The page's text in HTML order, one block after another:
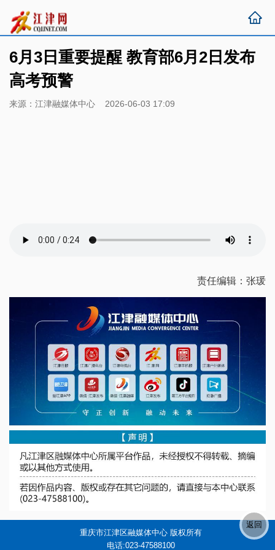
6月3日重要提醒 教育部6月2日发布
高考预警
来源：江津融媒体中心 2026-06-03 17:09
责任编辑：张瑗
重庆市江津区融媒体中心 版权所有
电话:023-47588100